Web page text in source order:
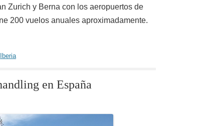
Zurich y Berna con los aeropuertos de
200 vuelos anuales aproximadamente.
Iberia
en España